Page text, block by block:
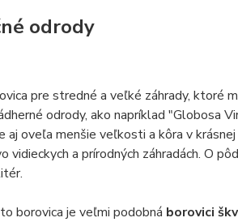
odrody
pre stredné a veľké záhrady, ktoré
odrody, ako napríklad
aj oveľa menšie veľkosti a kôra v
vidieckych a prírodných záhradách. O
borovica je veľmi podobná borovici